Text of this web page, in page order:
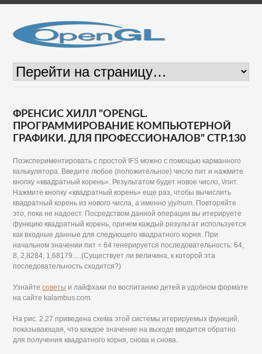
ФРЕНСИС ХИЛЛ "OPENGL.
ПРОГРАММИРОВАНИЕ КОМПЬЮТЕРНОЙ
ГРАФИКИ. ДЛЯ ПРОФЕССИОНАЛОВ" СТР.130
Поэкспериментировать с простой IFS можно с помощью карманного
калькулятора. Введите любое (положительное) число пит и нажмите
кнопку «квадратный корень». Результатом будет новое число, \/пит.
Нажмите кнопку «квадратный корень» еще раз, чтобы вычислить
квадратный корень из нового числа, а именно yjy/num. Повторяйте
это, пока не надоест. Посредством данной операции вы итерируете
функцию квадратный корень, причем каждый результат используется
как входные данные для следующего квадратного корня. При
начальном значении пит = 64 генерируется последовательность: 64,
8, 2,8284, 1,68179.....(Существует ли величина, к которой эта
последовательность сходится?)
Узнайтесоветы и лайфхаки по воспитанию детей в удобном формате
на сайте kalambus.com.
На рис. 2.27 приведена схема этой системы итерируемых функций,
показывающая, что каждое значение на выходе вводится обратно
для получения квадратного корня, снова и снова.